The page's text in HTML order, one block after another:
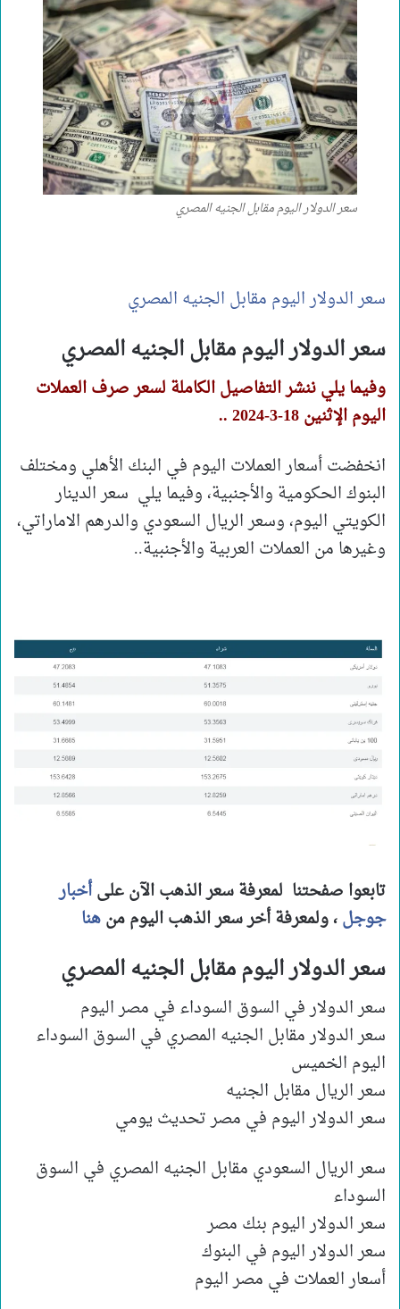
سعر الدولار اليوم مقابل الجنيه المصري
سعر الدولار اليوم مقابل الجنيه المصري
سعر الدولار اليوم مقابل الجنيه المصري
وفيما يلي ننشر التفاصيل الكاملة لسعر صرف العملات
اليوم الإثنين 18-3-2024 ..
انخفضت أسعار العملات اليوم في البنك الأهلي ومختلف
البنوك الحكومية والأجنبية، وفيما يلي سعر الدينار
الكويتي اليوم، وسعر الريال السعودي والدرهم الاماراتي،
وغيرها من العملات العربية والأجنبية..
تابعوا صفحتنا لمعرفة سعر الذهب الآن علىأخبار
جوجل، ولمعرفة أخر سعر الذهب اليوم منهنا
سعر الدولار اليوم مقابل الجنيه المصري
سعر الدولار في السوق السوداء في مصر اليوم
سعر الدولار مقابل الجنيه المصري في السوق السوداء
اليوم الخميس
سعر الريال مقابل الجنيه
سعر الدولار اليوم في مصر تحديث يومي
سعر الريال السعودي مقابل الجنيه المصري في السوق
السوداء
سعر الدولار اليوم بنك مصر
سعر الدولار اليوم في البنوك
أسعار العملات في مصر اليوم